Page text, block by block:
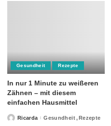
Gesundheit Rezepte
In nur 1 Minute zu weißeren
Zähnen – mit diesem
einfachen Hausmittel
PostedRicarda Gesundheit Rezepte